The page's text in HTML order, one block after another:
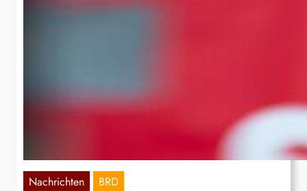
Nachrichten BRD